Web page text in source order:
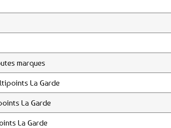
marques
La Garde
La Garde
La Garde